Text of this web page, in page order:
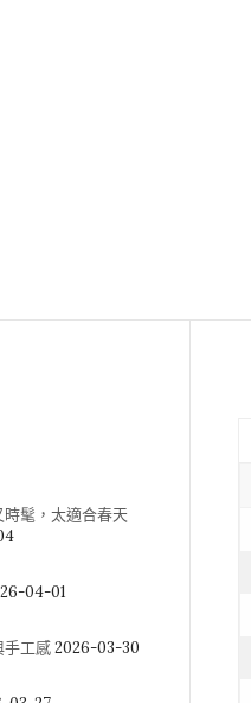
時髦，太適合春天
04-01
手工感2026-03-30